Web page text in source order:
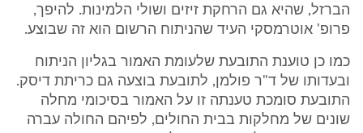
הברזל, שהיא גם הרחקת זיזים ושולי הלמינות. להיפך,
פרופ' אוטרמסקי העיד שהניתוח הרשום הוא זה שבוצע.
כמו כן טוענת התובעת שלעומת האמור בגליון הניתוח
ובעדותו של ד"ר פולמן, לתובעת בוצעה גם כריתת דיסק.
התובעת סומכת טענתה זו על האמור בסיכומי מחלה
שונים של מחלקות בבית החולים, לפיהם החולה עברה